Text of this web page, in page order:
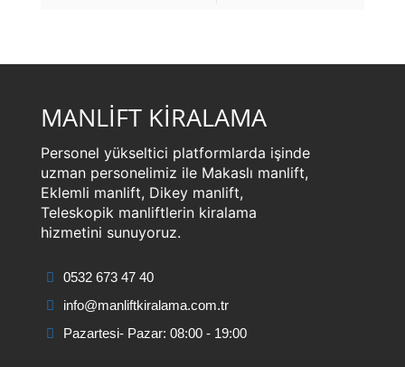
MANLİFT KİRALAMA
Personel yükseltici platformlarda işinde
uzman personelimiz ile Makaslı manlift,
Eklemli manlift, Dikey manlift,
Teleskopik manliftlerin kiralama
hizmetini sunuyoruz.
0532 673 47 40
info@manliftkiralama.com.tr
Pazartesi- Pazar: 08:00 - 19:00